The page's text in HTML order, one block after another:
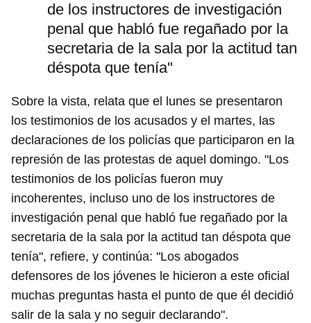
de los instructores de investigación
penal que habló fue regañado por la
secretaria de la sala por la actitud tan
déspota que tenía"
Sobre la vista, relata que el lunes se presentaron
los testimonios de los acusados y el martes, las
declaraciones de los policías que participaron en la
represión de las protestas de aquel domingo. "Los
testimonios de los policías fueron muy
incoherentes, incluso uno de los instructores de
investigación penal que habló fue regañado por la
secretaria de la sala por la actitud tan déspota que
tenía", refiere, y continúa: "Los abogados
defensores de los jóvenes le hicieron a este oficial
muchas preguntas hasta el punto de que él decidió
salir de la sala y no seguir declarando".